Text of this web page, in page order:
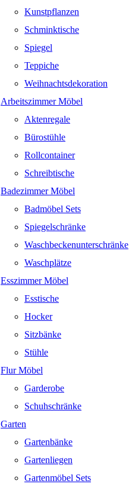
Kunstpflanzen
Schminktische
Spiegel
Teppiche
Weihnachtsdekoration
Arbeitszimmer Möbel
Aktenregale
Bürostühle
Rollcontainer
Schreibtische
Badezimmer Möbel
Badmöbel Sets
Spiegelschränke
Waschbeckenunterschränke
Waschplätze
Esszimmer Möbel
Esstische
Hocker
Sitzbänke
Stühle
Flur Möbel
Garderobe
Schuhschränke
Garten
Gartenbänke
Gartenliegen
Gartenmöbel Sets